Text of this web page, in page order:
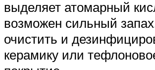
выделяет атомарный
возможен сильный
очистить и
керамику или